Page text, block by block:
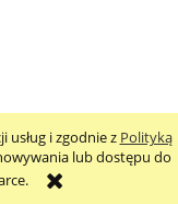
usług i zgodnie z Polityką
lub dostępu do